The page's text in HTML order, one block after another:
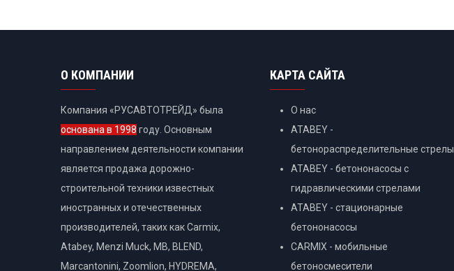
О КОМПАНИИ
Компания «РУСАВТОТРЕЙД» была
основана в 1998 году. Основным
направлением деятельности компании
является продажа дорожно-
строительной техники известных
иностранных и отечественных
производителей, таких как Carmix,
Atabey, Menzi Muck, MB, BLEND,
Marcantonini, Zoomlion, HYDREMA,
КАРТА САЙТА
О нас
ATABEY -
бетонораспределительные стрелы
ATABEY - бетононасосы с
гидравлическими стрелами
ATABEY - стационарные
бетононасосы
CARMIX - мобильные
бетоносмесители